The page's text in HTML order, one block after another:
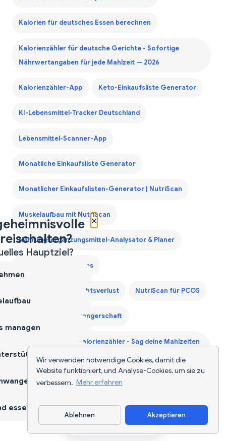
Wir verwenden notwendige Cookies, damit die
Website funktioniert, und Analyse-Cookies, um sie zu
verbessern. Mehr erfahren
Ablehnen Akzeptieren
Kalorien für deutsches Essen berechnen
Kalorienzähler für deutsche Gerichte - Sofortige
Nährwertangaben für jede Mahlzeit — 2026
Kalorienzähler-App Keto-Einkaufsliste Generator
KI-Lebensmittel-Tracker Deutschland
Lebensmittel-Scanner-App
Monatliche Einkaufsliste Generator
Monatlicher Einkaufslisten-Generator | NutriScan
Muskelaufbau mit NutriScan
Nahrungsergänzungsmittel-Analysator & Planer
NutriScan für Diabetes
NutriScan für Gewichtsverlust NutriScan für PCOS
NutriScan für Schwangerschaft
Sprachaktivierter Kalorienzähler - Sag deine Mahlzeiten
an und tracke Nährstoffe freihändig — 2026
Zweites Trimester Protein Leitfaden
App herunterladen
×
Hauptziel?
managen
essen